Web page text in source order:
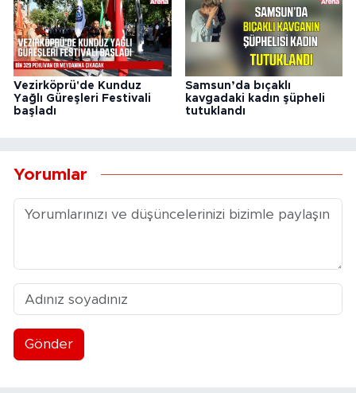
Vezirköprü'de Kunduz
Yağlı Güreşleri Festivali
başladı
Samsun’da bıçaklı
kavgadaki kadın şüpheli
tutuklandı
Yorumlar
Gönder